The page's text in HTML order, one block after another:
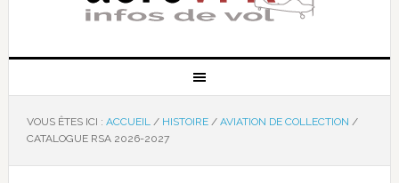
VOUS ÊTES ICI : ACCUEIL / HISTOIRE / AVIATION DE COLLECTION /
CATALOGUE RSA 2026-2027